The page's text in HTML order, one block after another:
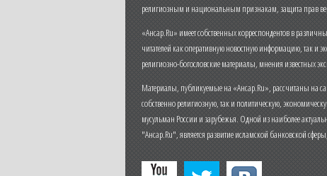
религиозным и национальным признакам, защита прав
«Ансар.Ru» имеет собственных корреспондентов в
читателей как оперативную новостную информацию, так и
религиозно-богословские материалы, мнения известных
Материалы, публикуемые на «Ансар.Ru», рассчитаны на
собственно религиозную, так и политическую,
мусульман России и зарубежья. Одной из наиболее
"Ансар.Ru", является развитие исламской банковской